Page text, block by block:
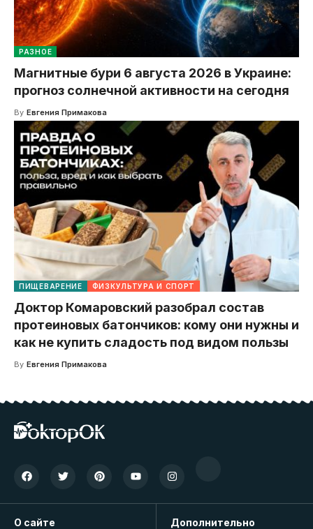
РАЗНОЕ
Магнитные бури 6 августа 2026 в Украине:
прогноз солнечной активности на сегодня
By Евгения Примакова
ПИЩЕВАРЕНИЕ ФИЗКУЛЬТУРА И СПОРТ
Доктор Комаровский разобрал состав
протеиновых батончиков: кому они нужны и
как не купить сладость под видом пользы
By Евгения Примакова
О сайте Дополнительно